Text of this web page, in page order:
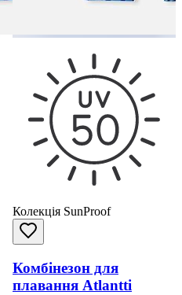
Колекція SunProof
Комбінезон для
плавання Atlantti